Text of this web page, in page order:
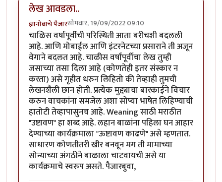
लेख आवडला..
ज्ञानोबाचे पैजारसोमवार, 19/09/2022 09:10
चाळिस वर्षापूर्वीची परिस्थिती आता बरीचशी बदलली
आहे. आणि मोबाईल आणि इंटरनेटच्या प्रसाराने ती अजून
वेगाने बदलत आहे. चाळीस वर्षांपूर्वीचा लेख तुम्ही
जसाच्या तसा दिला आहे (कोणतेही इतर संस्कार न
करता) असे गृहीत धरुन लिहितो की तेव्हाही तुमची
लेखनशैली छान होती. प्रत्येक मुद्द्याचा बारकाईने विचार
करुन वाचकांना समजेल अशा सोप्या भाषेत लिहिण्याची
हातोटी तेव्हापासुनच आहे. Weaning साठी मराठीत
"उष्टावण" हा शब्द आहे. लहान बाळांना पहिला घन आहार
देण्याच्या कार्यक्रमाला "ऊष्टावण काढणे" असे म्हणतात.
साधारण कोणतीतरी खीर बनवून मग ती मामाच्या
सोन्याच्या अंगठीने बाळाला चाटवायची असे या
कार्यक्रमाचे स्वरुप असते. पैजारबुवा,